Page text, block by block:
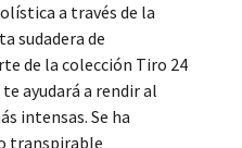
a través de la
sudadera de
de la colección Tiro 24
ayudará a rendir al
intensas. Se ha
transpirable